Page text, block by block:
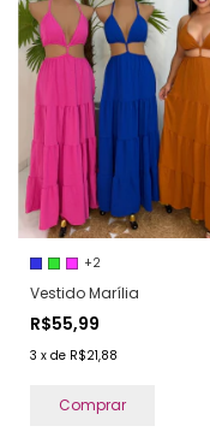
+2
Vestido Marília
R$55,99
3 x de R$21,88
Comprar